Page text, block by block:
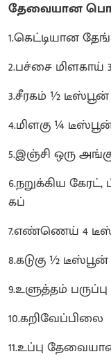
தேவையான
1.கெட்டியான
2.பச்சை மிளகாய் 3
3.சீரகம் ½ டீஸ்பூன்
4.மிளகு ¼
5.இஞ்சி ஒரு
6.நறுக்கிய
கப்
7.எண்ணெய் 4
8.கடுகு ½ டீஸ்பூன்
9.உளுத்தம்
10.கறிவேப்பிலை
11.உப்பு